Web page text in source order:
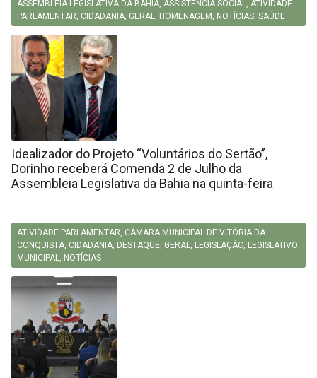
ASSEMBLEIA LEGISLATIVA DA BAHIA, ASSISTÊNCIA SOCIAL, ATIVIDADE
PARLAMENTAR, CIDADANIA, GERAL, HOMENAGEM , NOTÍCIAS, SAÚDE
Idealizador do Projeto “Voluntários do Sertão”,
Dorinho receberá Comenda 2 de Julho da
Assembleia Legislativa da Bahia na quinta-feira
ATIVIDADE PARLAMENTAR, CÂMARA MUNICIPAL DE VITÓRIA DA
CONQUISTA, CIDADANIA, DESTAQUE, GERAL, LEGISLAÇÃO, LEGISLATIVO
MUNICIPAL, NOTÍCIAS